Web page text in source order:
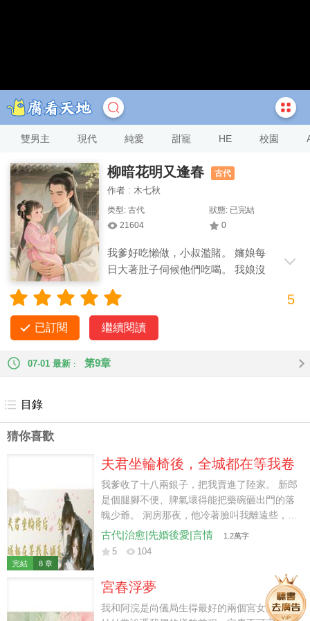
雙男主 現代 純愛 甜寵 HE 校園
柳暗花明又逢春
古代
作者 : 木七秋
类型: 古代
狀態: 已完結
21604
0
我爹好吃懶做，小叔濫賭。 嬸娘每
日大著肚子伺候他們吃喝。 我娘沒
就跟著她們干活。 十八歲那年。 我奶終于肯放我出嫁。 竹馬一
家拿著三袋谷子前來提親。 我奶笑得合不攏嘴，正要答應。 我
卻指著我們村無父無母，性子古怪孤僻，還帶著一個孩子的謝
5
已訂閱 繼續閱讀
07-01 最新 第9章
目錄
猜你喜歡
完結 8 章
夫君坐輪椅後，全城都在等我卷
鋪蓋走人
我爹收了十八兩銀子，把我賣進了陸家。 新郎
是個腿腳不便、脾氣壞得能把藥碗砸出門的落
魄少爺。 洞房那夜，他冷著臉叫我離遠些，我
看他上🛏費勁，順手把人扛上肩。 他在我背上
氣得發抖：「田滿穗，你若敢把我摔了，我
滾進了喜被裡。 門外的婆母喜極而泣：「快，
快把紅棗花生再端一盤來！」
古代|治愈|先婚後愛|言情 1.2萬字
5 104
宮春浮夢
我和阿浣是尚儀局生得最好的兩個宮女。 掌事